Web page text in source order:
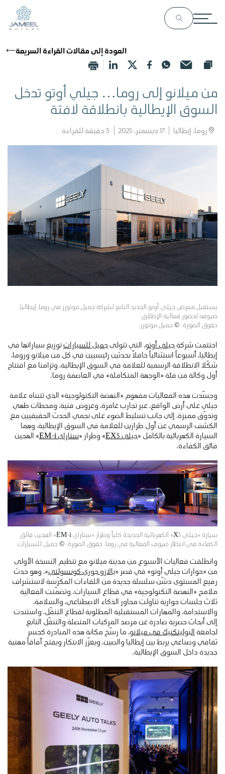
العودة إلى مقالات القراءة السريعة
من ميلانو إلى روما… جيلي أوتو تدخل
السوق الإيطالية بانطلاقة لافتة
روما، إيطاليا 17 ديسمبر، 2025 5 دقيقة للقراءة
يستقبل معرض جيلي أوتو الجديد التابع لشركة جميل موتورز في روما، إيطاليا،
ضيوفه لحضور فعالية الإطلاق.
حقوق الصورة: © جميل موتورز.
اختتمت شركةجيلي أوتو، التي تتولىجميل للسياراتتوزيع سياراتها في
إيطاليا، أسبوعاً استثنائياً حافلاً بحدثين رئيسيين في كل من ميلانو وروما،
شكّلا الانطلاقة الرسمية للعلامة في السوق الإيطالية، وتزامنا مع افتتاح
أول وكالة من فئة «الوجهة المتكاملة» في العاصمة روما.
وجسّدت هذه الفعاليات مفهوم «النهضة التكنولوجية» الذي تتبناه علامة
جيلي على أرض الواقع، عبر تجارب غامرة، وعروض فنية، ومحطات طهي
وتذوّق مميزة، إلى جانب تسليط الضوء على نجمي الحدث الحقيقيين مع
الكشف الرسمي عن أول طرازين للعلامة في السوق الإيطالية، وهما
السيارة الكهربائية بالكامل «جيلي EX5 » وطراز «ستاراي EM-i
» الهجين
فائق الكفاءة.
سيارة «جيلي X5» الكهربائية الجديدة كلياً وطراز «ستاراي EM-i» الهجين فائق
الكفاءة في انتظار ضيوف الفعالية في روما. حقوق الصورة: © جميل للسيارات.
وانطلقت فعاليات الأسبوع من مدينة ميلانو مع تنظيم النسخة الأولى
من «حوارات جيلي أوتو» في قصر «بالازو جوري كونسولتي»، وهو حدث
رفيع المستوى دشّن سلسلة جديدة من اللقاءات المكرّسة لاستشراف
ملامح «النهضة التكنولوجية» في قطاع السيارات. وتضمّنت الفعالية
ثلاث جلسات حوارية تناولت محاور الذكاء الاصطناعي، والسلامة،
والاستدامة، والمهارات المستقبلية المطلوبة لقطاع التنقّل، واستندت
إلى أبحاث حصرية صادرة عن مرصد المركبات المتصلة والتنقّل التابع
لجامعةالبوليتكنيك في ميلانو، ما رسّخ مكانة هذه المبادرة كجسر
ثقافي وصناعي يربط بين إيطاليا والصين، ويعزّز الابتكار ويفتح آفاقاً مهنية
جديدة داخل السوق الإيطالية.